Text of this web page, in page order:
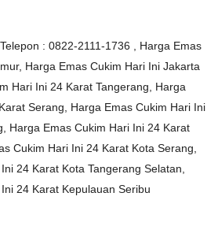
: 0822-2111-1736 , Harga Emas
Harga Emas Cukim Hari Ini Jakarta
Hari Ini 24 Karat Tangerang, Harga
Serang, Harga Emas Cukim Hari Ini
Harga Emas Cukim Hari Ini 24 Karat
Cukim Hari Ini 24 Karat Kota Serang,
24 Karat Kota Tangerang Selatan,
24 Karat Kepulauan Seribu